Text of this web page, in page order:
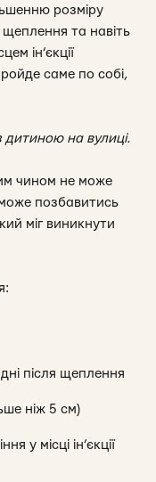
розміру
щеплення та навіть
ін’єкції
саме по собі,
дитиною на вулиці.
чином не може
позбавитись
міг виникнути
після щеплення
ніж 5 см)
у місці ін’єкції